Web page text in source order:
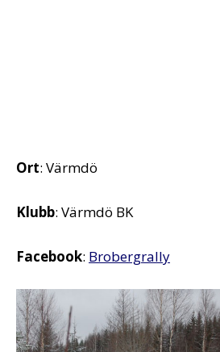
Ort: Värmdö
Klubb: Värmdö BK
Facebook: Brobergrally